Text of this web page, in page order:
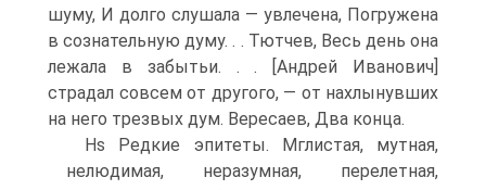
шуму, И долго слушала — увлечена, Погружена
в сознательную думу. . . Тютчев, Весь день она
лежала в забытьи. . . [Андрей Иванович]
страдал совсем от другого, — от нахлынувших
на него трезвых дум. Вересаев, Два конца.
Hs Редкие эпитеты. Мглистая, мутная,
нелюдимая, неразумная, перелетная,